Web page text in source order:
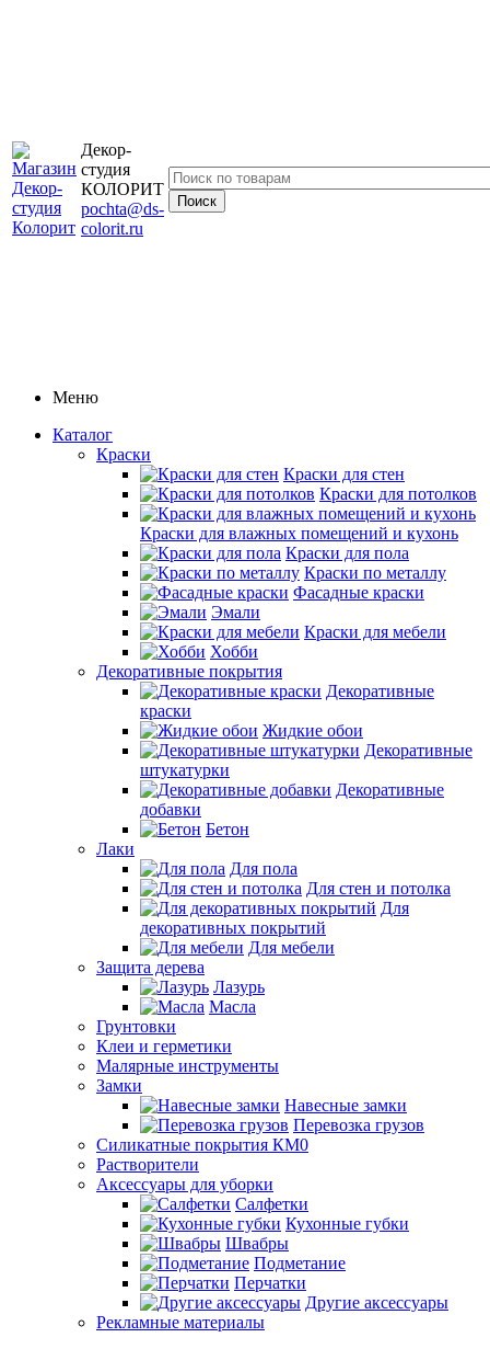
Декор-
студия
КОЛОРИТ
pochta@ds-
colorit.ru
Меню
Каталог
Краски
Краски для стен
Краски для потолков
Краски для влажных помещений и кухонь
Краски для пола
Краски по металлу
Фасадные краски
Эмали
Краски для мебели
Хобби
Декоративные покрытия
Декоративные
краски
Жидкие обои
Декоративные
штукатурки
Декоративные
добавки
Бетон
Лаки
Для пола
Для стен и потолка
Для
декоративных покрытий
Для мебели
Защита дерева
Лазурь
Масла
Грунтовки
Клеи и герметики
Малярные инструменты
Замки
Навесные замки
Перевозка грузов
Силикатные покрытия КМ0
Растворители
Аксессуары для уборки
Салфетки
Кухонные губки
Швабры
Подметание
Перчатки
Другие аксессуары
Рекламные материалы